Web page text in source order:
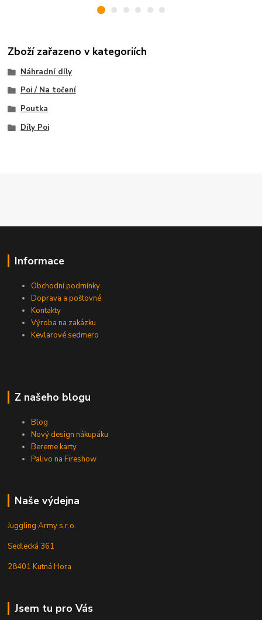
Zboží zařazeno v kategoriích
Náhradní díly
Poi / Na točení
Poutka
Díly Poi
Informace
Obchodní podmínky
Doprava a poštovné
Kontakty
Výroba na zakázku
Kevlarové sedmero
Z našeho blogu
Blog
Nový design nákupáku
Bereme karty
Palivo na Fireshow
Naše výdejna
Juggling Army s.r.o.
Sedlecká 361
28401 Kutná Hora
Jsem tu pro Vás